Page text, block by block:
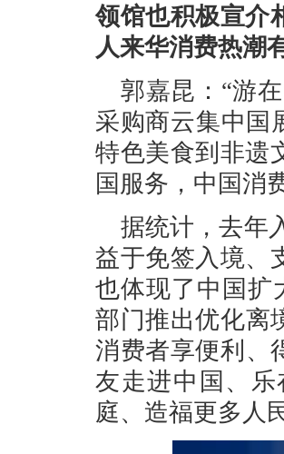
领馆也积极宣介
人来华消费热潮
郭嘉昆：“游
采购商云集中国
特色美食到非遗
国服务，中国消
据统计，去年
益于免签入境、
也体现了中国扩
部门推出优化离
消费者享便利、
友走进中国、
庭、造福更多人